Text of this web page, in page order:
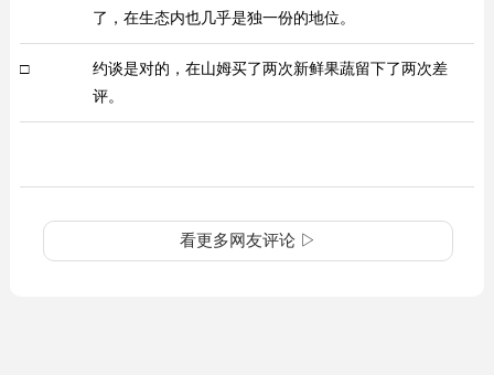
了，在生态内也几乎是独一份的地位。
□
约谈是对的，在山姆买了两次新鲜果蔬留下了两次差
评。
看更多网友评论 ▷